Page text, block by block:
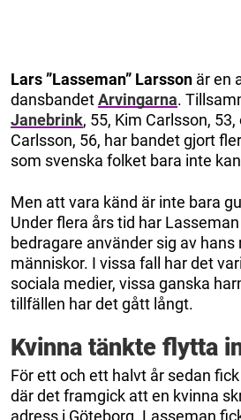
Lars ”Lasseman” Larsson är en
dansbandetArvingarna.
Janebrink, 55, Kim Carlsson,
Carlsson, 56, har bandet gjort
som svenska folket bara inte
Men att vara känd är inte bara
Under flera års tid har
bedragare använder sig av
människor. I vissa fall har det
sociala medier, vissa ganska
tillfällen har det gått långt.
Kvinna tänkte flytta
För ett och ett halvt år sedan
där det framgick att en kvinna